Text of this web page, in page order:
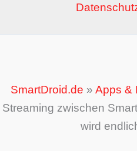
SmartDroid.de » Apps &
Streaming zwischen
wird